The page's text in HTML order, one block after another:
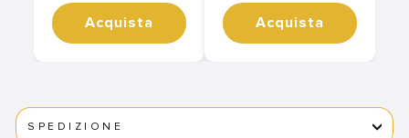
Acquista Acquista
SPEDIZIONE